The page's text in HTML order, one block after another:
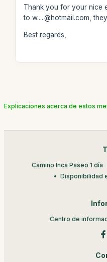
Thank you for your nice
to w.....@hotmail.com,
Best regards,
Explicaciones acerca de estos
Camino Inca Paseo 1 día
Disponibilidad
Centro de